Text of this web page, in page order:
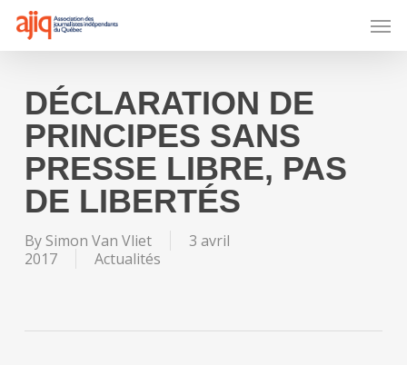
main
content
DÉCLARATION DE
PRINCIPES SANS
PRESSE LIBRE, PAS
DE LIBERTÉS
By Simon Van Vliet
3 avril
2017
Actualités